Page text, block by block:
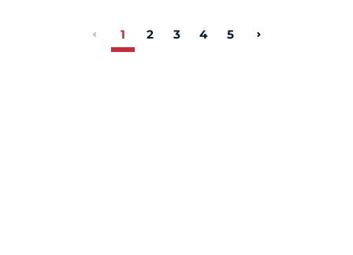
1 2 3 4 5